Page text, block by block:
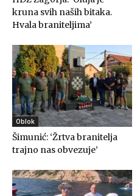
kruna svih naših bitaka.
Hvala braniteljima’
Oblok
Šimunić: ‘Žrtva branitelja
trajno nas obvezuje’